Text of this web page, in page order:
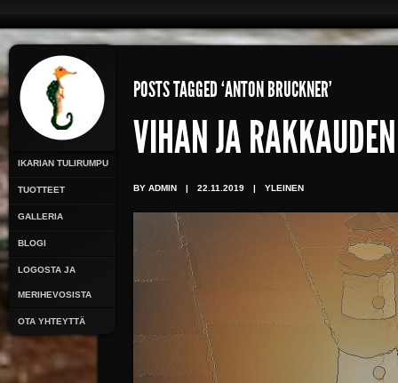
IKARIAN TULIRUMPU
TUOTTEET
GALLERIA
BLOGI
LOGOSTA JA
MERIHEVOSISTA
OTA YHTEYTTÄ
POSTS TAGGED ‘ANTON BRUCKNER’
VIHAN JA
BY ADMIN | 22.11.2019 | YLEINEN